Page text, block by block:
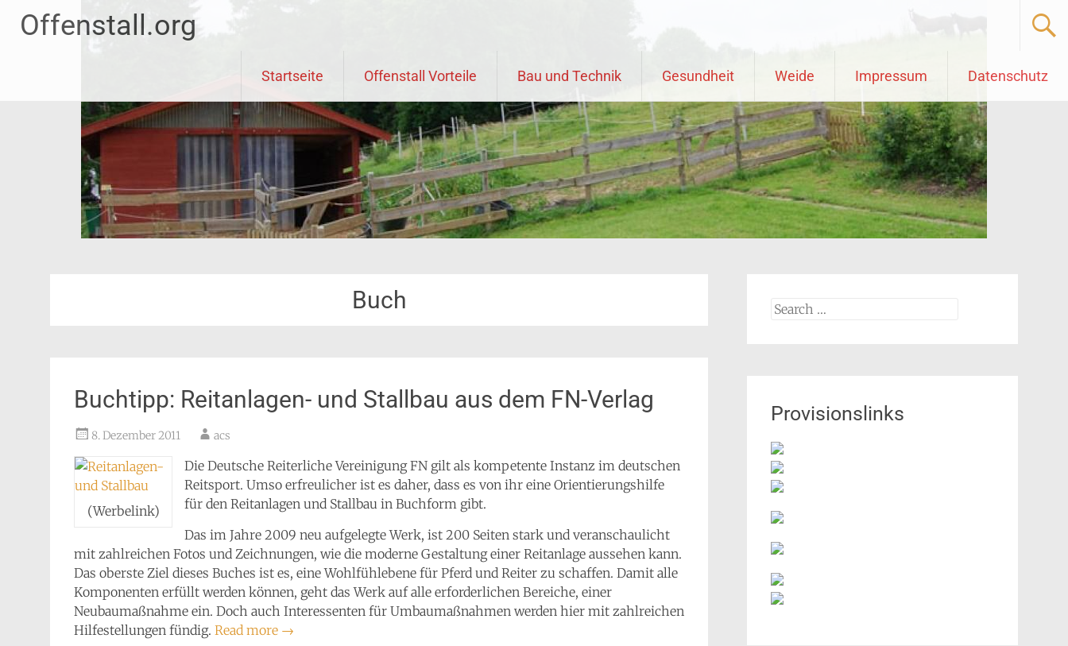
Offenstall.org
to
content
Startseite Offenstall Vorteile Bau und Technik Gesundheit Weide Impressum Datenschutz
Buch
Buchtipp: Reitanlagen- und Stallbau aus dem FN-Verlag
8. Dezember 2011 acs
(Werbelink)
Die Deutsche Reiterliche Vereinigung FN gilt als kompetente Instanz im deutschen
Reitsport. Umso erfreulicher ist es daher, dass es von ihr eine Orientierungshilfe
für den Reitanlagen und Stallbau in Buchform gibt.
Das im Jahre 2009 neu aufgelegte Werk, ist 200 Seiten stark und veranschaulicht
mit zahlreichen Fotos und Zeichnungen, wie die moderne Gestaltung einer Reitanlage aussehen kann.
Das oberste Ziel dieses Buches ist es, eine Wohlfühlebene für Pferd und Reiter zu schaffen. Damit alle
Komponenten erfüllt werden können, geht das Werk auf alle erforderlichen Bereiche, einer
Neubaumaßnahme ein. Doch auch Interessenten für Umbaumaßnahmen werden hier mit zahlreichen
Hilfestellungen fündig. Read more →
Search
Provisionslinks